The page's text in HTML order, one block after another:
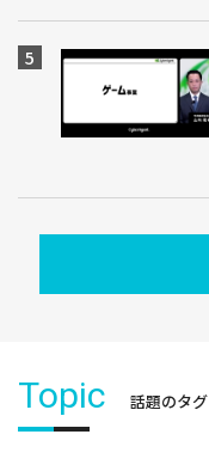
Topic 話題のタグ